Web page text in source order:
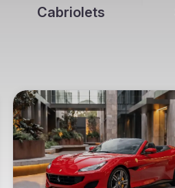
Cabriolets